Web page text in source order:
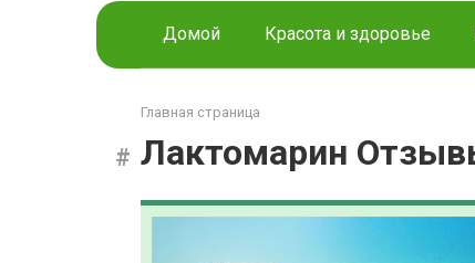
Домой Красота и здоровье
Главная страница
Лактомарин